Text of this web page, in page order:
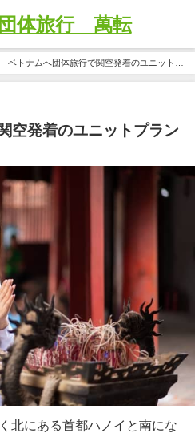
体旅行 萬転
ベトナムへ団体旅行で関空発着のユニットプ
空発着のユニットプラン
北にある首都ハノイと南にな